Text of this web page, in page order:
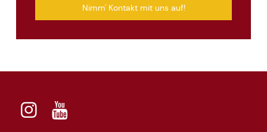
Nimm' Kontakt mit uns auf!